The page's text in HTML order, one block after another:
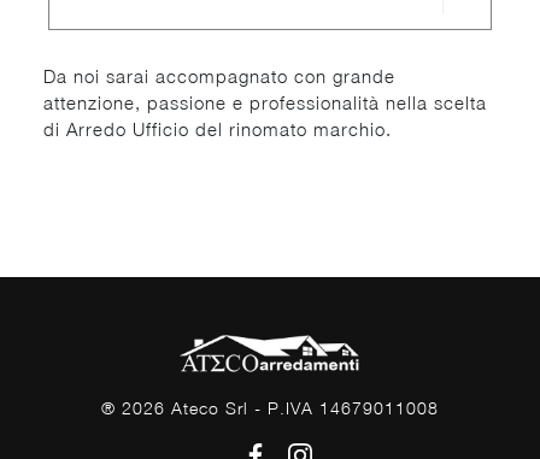
Da noi sarai accompagnato con grande
attenzione, passione e professionalità nella scelta
di Arredo Ufficio del rinomato marchio.
® 2026 Ateco Srl - P.IVA 14679011008